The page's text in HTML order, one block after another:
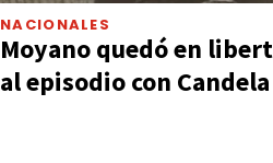
NACIONALES
Moyano quedó en
al episodio con